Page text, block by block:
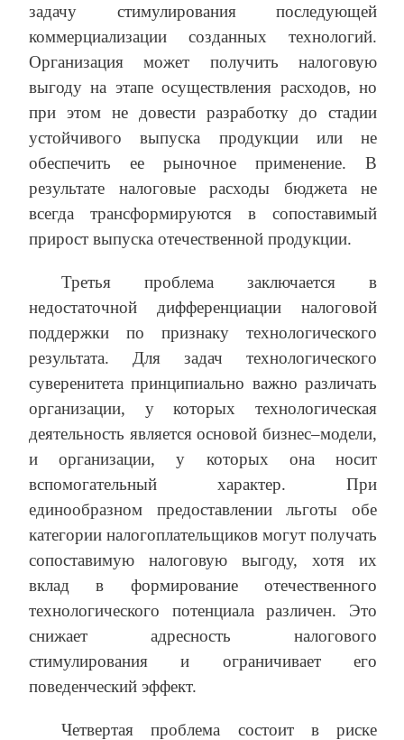
задачу стимулирования последующей
коммерциализации созданных технологий.
Организация может получить налоговую
выгоду на этапе осуществления расходов, но
при этом не довести разработку до стадии
устойчивого выпуска продукции или не
обеспечить ее рыночное применение. В
результате налоговые расходы бюджета не
всегда трансформируются в сопоставимый
прирост выпуска отечественной продукции.
Третья проблема заключается в
недостаточной дифференциации налоговой
поддержки по признаку технологического
результата. Для задач технологического
суверенитета принципиально важно различать
организации, у которых технологическая
деятельность является основой бизнес–модели,
и организации, у которых она носит
вспомогательный характер. При
единообразном предоставлении льготы обе
категории налогоплательщиков могут получать
сопоставимую налоговую выгоду, хотя их
вклад в формирование отечественного
технологического потенциала различен. Это
снижает адресность налогового
стимулирования и ограничивает его
поведенческий эффект.
Четвертая проблема состоит в риске